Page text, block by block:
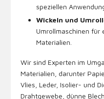
speziellen
Wickeln und
Umrollmaschinen für
Materialien.
Wir sind Experten im
Materialien, darunter
Vlies, Leder, Isolier- und
Drahtgewebe, dünne